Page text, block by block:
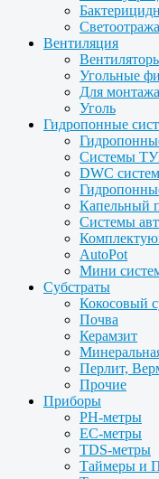
Вентиляция
Угольные
Для монтажа
Уголь
Гидропонные
Системы
DWC
Капельный
Системы
AutoPot
Мини
Субстраты
Кокосовый
Почва
Керамзит
Перлит,
Прочие
Приборы
PH-метры
EC-метры
TDS-метры
Таймеры и